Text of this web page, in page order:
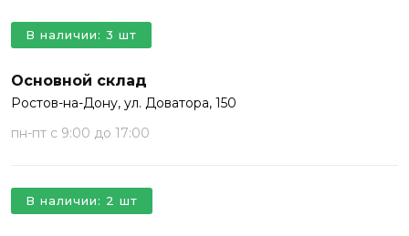
Основной склад
Ростов-на-Дону, ул. Доватора, 150
пн-пт с 9:00 до 17:00
В наличии: 3 шт
В наличии: 2 шт